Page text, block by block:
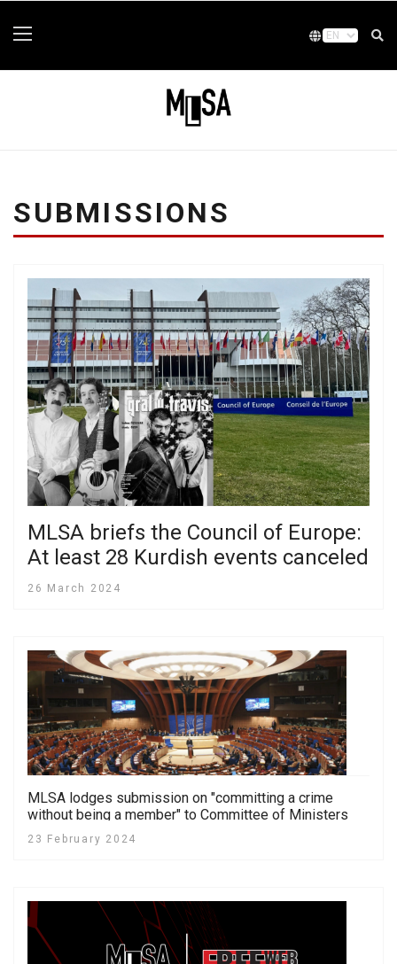
SUBMISSIONS
MLSA briefs the Council of Europe:
At least 28 Kurdish events canceled
26 March 2024
MLSA lodges submission on "committing a crime
without being a member" to Committee of Ministers
23 February 2024